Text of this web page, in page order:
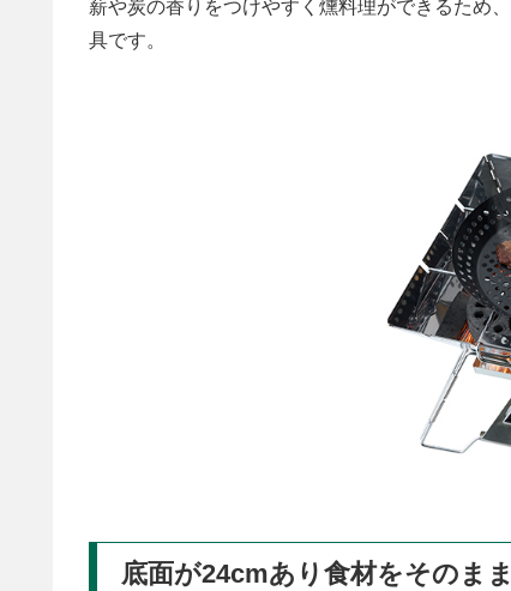
薪や炭の香りをつけやすく燻料理ができるため
具です。
底面が24cmあり食材をそのま